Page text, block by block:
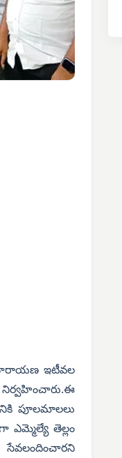
ఇటీవల
పూలమాలలు
ఎమ్మెల్యే తెల్లం
సేవలందించారని